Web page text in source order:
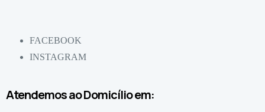
FACEBOOK
INSTAGRAM
Atendemos ao Domicílio em: